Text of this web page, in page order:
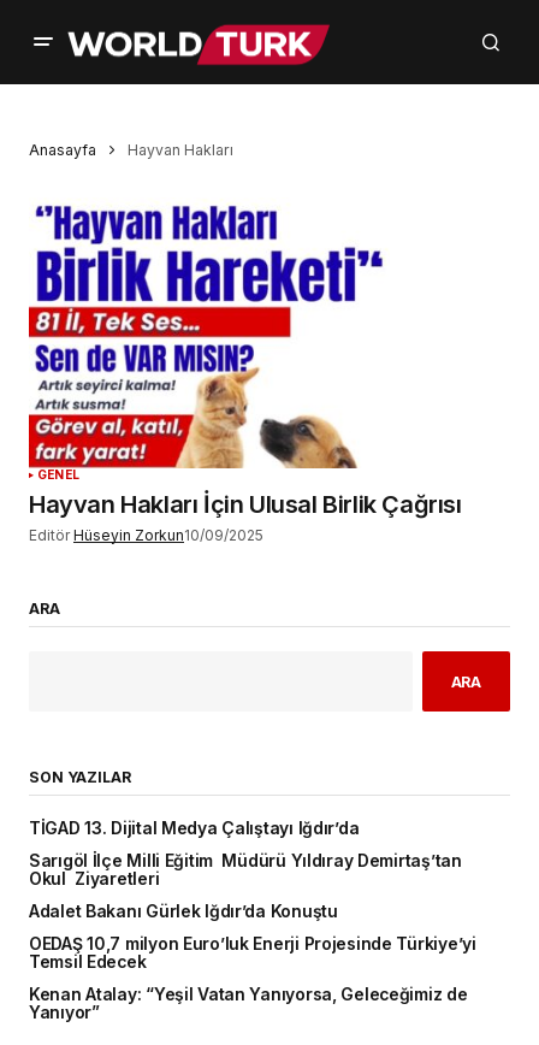
Anasayfa Hayvan Hakları
GENEL
Hayvan Hakları İçin Ulusal Birlik Çağrısı
Editör Hüseyin Zorkun10/09/2025
ARA
ARA
SON YAZILAR
TİGAD 13. Dijital Medya Çalıştayı Iğdır’da
Sarıgöl İlçe Milli Eğitim Müdürü Yıldıray Demirtaş’tan
Okul Ziyaretleri
Adalet Bakanı Gürlek Iğdır’da Konuştu
OEDAŞ 10,7 milyon Euro’luk Enerji Projesinde Türkiye’yi
Temsil Edecek
Kenan Atalay: “Yeşil Vatan Yanıyorsa, Geleceğimiz de
Yanıyor”